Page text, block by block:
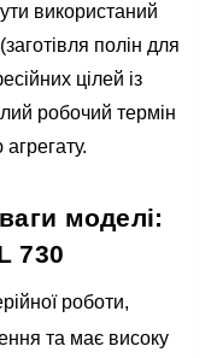
використаний
полін для
цілей із
робочий термін
моделі:
730
роботи,
та має високу